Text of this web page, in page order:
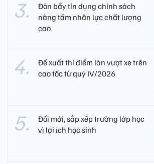
Đòn bẩy tín dụng chính sách
nâng tầm nhân lực chất lượng
cao
Đề xuất thí điểm làn vượt xe trên
cao tốc từ quý IV/2026
Đổi mới, sắp xếp trường lớp học
vì lợi ích học sinh